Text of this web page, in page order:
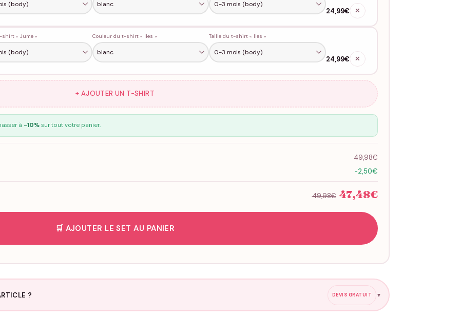
24,99€ ✕
shirt « Jume » Couleur du t-shirt « lles » Taille du t-shirt « lles »
24,99€ ✕
+ AJOUTER UN T-SHIRT
à -10%sur tout votre panier.
49,98€
-2,50€
49,98€ 47,48€
🛒 AJOUTER LE SET AU PANIER
? DEVIS GRATUIT ▼